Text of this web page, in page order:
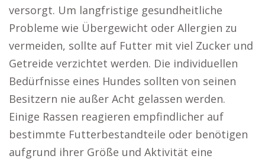
versorgt. Um langfristige gesundheitliche
Probleme wie Übergewicht oder Allergien zu
vermeiden, sollte auf Futter mit viel Zucker und
Getreide verzichtet werden. Die individuellen
Bedürfnisse eines Hundes sollten von seinen
Besitzern nie außer Acht gelassen werden.
Einige Rassen reagieren empfindlicher auf
bestimmte Futterbestandteile oder benötigen
aufgrund ihrer Größe und Aktivität eine